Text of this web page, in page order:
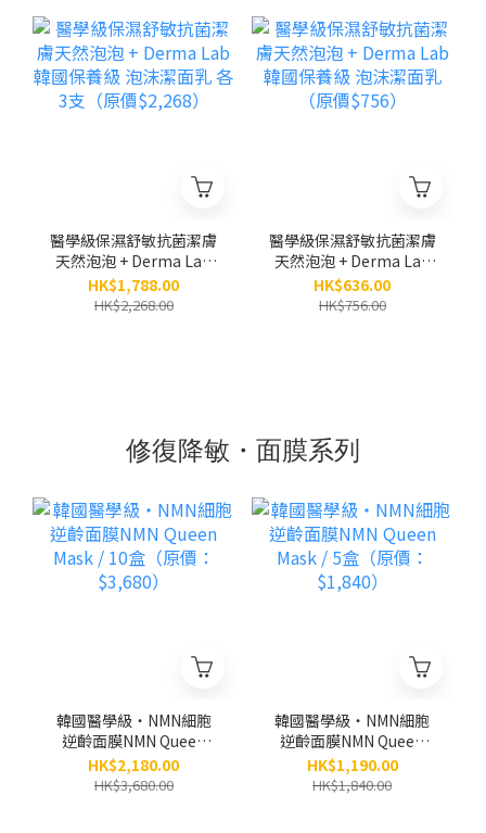
（200ML）
醫學級保濕舒敏抗菌潔膚
天然泡泡 + Derma Lab
韓國保養級 泡沫潔面乳
各3支（原價$2,268）
HK$1,788.00
HK$2,268.00
醫學級保濕舒敏抗菌潔膚
天然泡泡 + Derma Lab
韓國保養級 泡沫潔面乳
（原價$756）
HK$636.00
HK$756.00
修復降敏・面膜系列
韓國醫學級‧NMN細胞
逆齡面膜NMN Queen
Mask / 10盒（原價：
$3,680）
HK$2,180.00
HK$3,680.00
韓國醫學級‧NMN細胞
逆齡面膜NMN Queen
Mask / 5盒（原價：
$1,840）
HK$1,190.00
HK$1,840.00